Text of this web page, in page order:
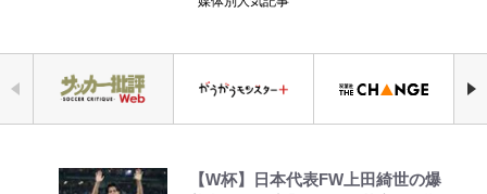
【W杯】日本代表FW上田綺世の爆
公式-転生したら平民でした。~生活
三代目魚武濱田成夫「すっごい勉強
令和のNBAを先取りしていた!?
空の轍と大地の雲と 第1回
ボンジュールでポンジュースだゾ
アユは「怒らせて掛ける」魚だっ
「危ない」「やめて」第1子妊娠中